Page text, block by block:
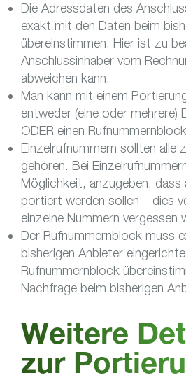
Die Adressdaten des
exakt mit den Daten beim
übereinstimmen. Hier ist zu
Anschlussinhaber vom
abweichen kann.
Man kann mit einem
entweder (eine oder mehrere)
ODER einen
Einzelrufnummern sollten alle
gehören. Bei
Möglichkeit, anzugeben, dass
portiert werden sollen – dies
einzelne Nummern vergessen
Der Rufnummernblock muss
bisherigen Anbieter
Rufnummernblock
Nachfrage beim bisherigen
Weitere
zur